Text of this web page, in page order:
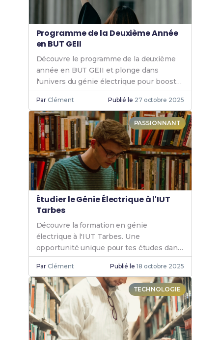
Programme de la Deuxième Année
en BUT GEII
Découvre le programme de la deuxième
année en BUT GEII et plonge dans
l'univers du génie électrique pour booster
tes compétences et ta carrière.
Par Clément Publié le 27 octobre 2025
PASSIONNANT
Étudier le Génie Électrique à l'IUT
Tarbes
Découvre la formation en génie
électrique à l'IUT Tarbes. Une
opportunité unique pour tes études dans
un cadre dynamique et innovant. Rejoins-
nous et booste ta carrière.
Par Clément Publié le 18 octobre 2025
TECHNOLOGIE